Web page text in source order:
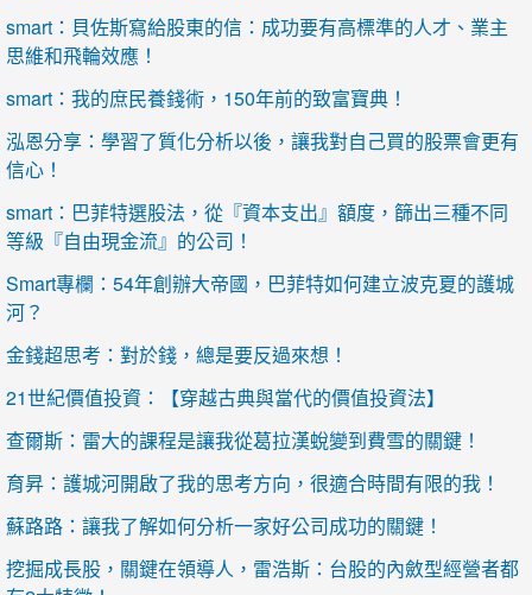
smart：貝佐斯寫給股東的信：成功要有高標準的人才、業主
思維和飛輪效應！
smart：我的庶民養錢術，150年前的致富寶典！
泓恩分享：學習了質化分析以後，讓我對自己買的股票會更有
信心！
smart：巴菲特選股法，從『資本支出』額度，篩出三種不同
等級『自由現金流』的公司！
Smart專欄：54年創辦大帝國，巴菲特如何建立波克夏的護城
河？
金錢超思考：對於錢，總是要反過來想！
21世紀價值投資：【穿越古典與當代的價值投資法】
查爾斯：雷大的課程是讓我從葛拉漢蛻變到費雪的關鍵！
育昇：護城河開啟了我的思考方向，很適合時間有限的我！
蘇路路：讓我了解如何分析一家好公司成功的關鍵！
挖掘成長股，關鍵在領導人，雷浩斯：台股的內斂型經營者都